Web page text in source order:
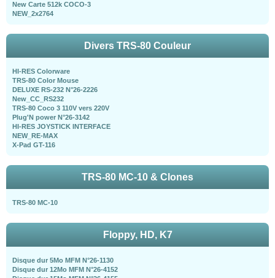
New Carte 512k COCO-3
NEW_2x2764
Divers TRS-80 Couleur
HI-RES Colorware
TRS-80 Color Mouse
DELUXE RS-232 N°26-2226
New_CC_RS232
TRS-80 Coco 3 110V vers 220V
Plug'N power N°26-3142
HI-RES JOYSTICK INTERFACE
NEW_RE-MAX
X-Pad GT-116
TRS-80 MC-10 & Clones
TRS-80 MC-10
Floppy, HD, K7
Disque dur 5Mo MFM N°26-1130
Disque dur 12Mo MFM N°26-4152